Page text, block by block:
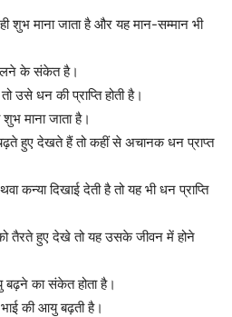
शुभ माना जाता है और यह मान-सम्मान भी
के संकेत है।
उसे धन की प्राप्ति होती है।
माना जाता है।
हुए देखते हैं तो कहीं से अचानक धन प्राप्त
कन्या दिखाई देती है तो यह भी धन प्राप्ति
तैरते हुए देखे तो यह उसके जीवन में होने
का संकेत होता है।
की आयु बढ़ती है।